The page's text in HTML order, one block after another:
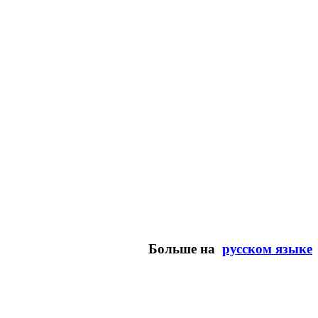
Больше на русском языке